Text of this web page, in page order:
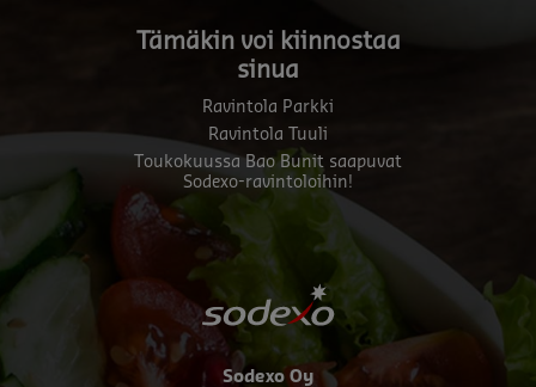
Tämäkin voi kiinnostaa
sinua
Ravintola Parkki
Ravintola Tuuli
Toukokuussa Bao Bunit saapuvat
Sodexo-ravintoloihin!
Sodexo Oy